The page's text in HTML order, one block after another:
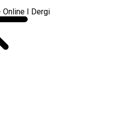
Online I Dergi